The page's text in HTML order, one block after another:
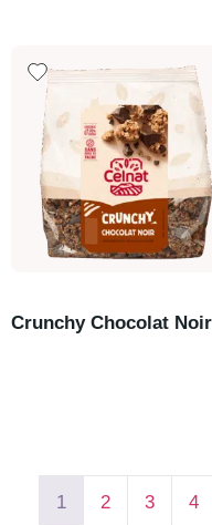
Crunchy Chocolat Noir
1 2 3 4